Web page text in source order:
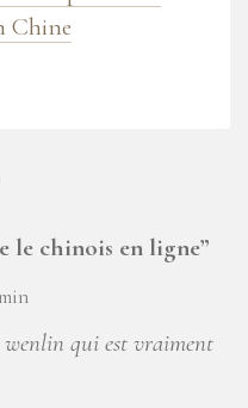
Chine
le chinois en ligne”
wenlin qui est vraiment